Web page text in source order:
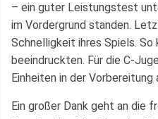
– ein guter Leistungstest
im Vordergrund standen.
Schnelligkeit ihres Spiels.
beeindruckten. Für die C-
Einheiten in der Vorbereitung
Ein großer Dank geht an die